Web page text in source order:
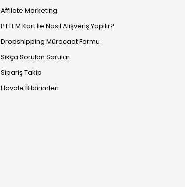
Affilate Marketing
PTTEM Kart İle Nasıl Alışveriş Yapılır?
Dropshipping Müracaat Formu
Sıkça Sorulan Sorular
Sipariş Takip
Havale Bildirimleri